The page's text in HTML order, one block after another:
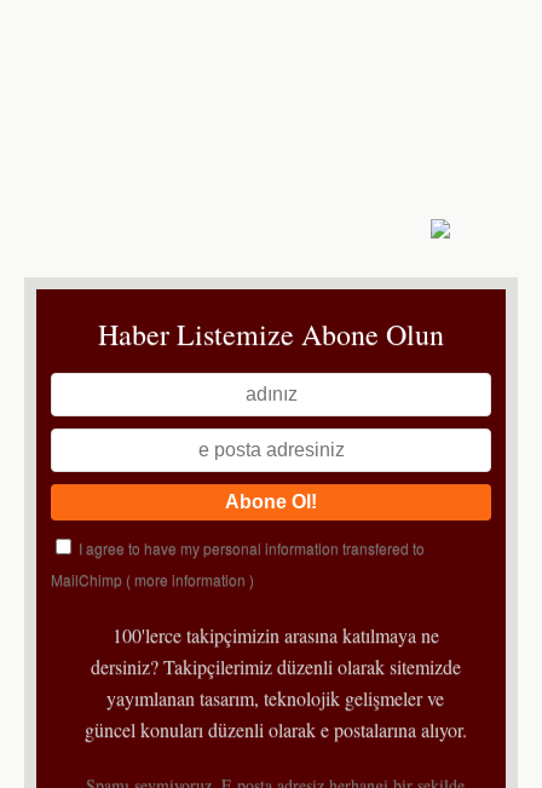
Haber Listemize Abone Olun
I agree to have my personal information transfered to
MailChimp ( more information )
100'lerce takipçimizin arasına katılmaya ne
dersiniz? Takipçilerimiz düzenli olarak sitemizde
yayımlanan tasarım, teknolojik gelişmeler ve
güncel konuları düzenli olarak e postalarına alıyor.